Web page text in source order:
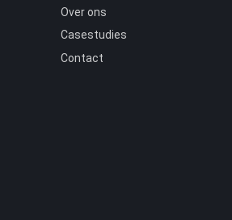
Over ons
Casestudies
Contact